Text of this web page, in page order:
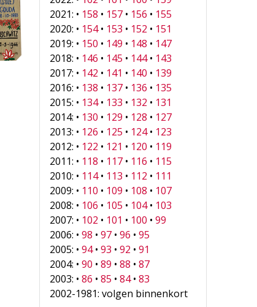
2021: • 158 • 157 • 156 • 155
2020: • 154• 153 • 152 • 151
2019: • 150 • 149 • 148 • 147
2018: • 146 • 145 • 144• 143
2017: • 142 • 141 • 140 • 139
2016: • 138 • 137 • 136 • 135
2015: • 134• 133 • 132 • 131
2014: • 130 • 129 • 128 • 127
2013: • 126 • 125 • 124• 123
2012: • 122 • 121 • 120 • 119
2011: • 118 • 117 • 116 • 115
2010: • 114• 113 • 112 • 111
2009: • 110 • 109 • 108 • 107
2008: • 106 • 105 • 104• 103
2007: • 102 • 101 • 100 •99
2006: •98 •97 •96 •95
2005: •94•93 •92 •91
2004: •90 •89 •88 •87
2003: •86 •85 •84•83
2002-1981: volgen binnenkort